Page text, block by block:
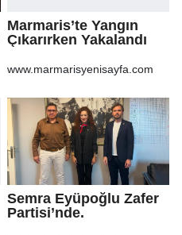
Marmaris’te Yangın
Çıkarırken Yakalandı
www.marmarisyenisayfa.com
Semra Eyüpoğlu Zafer
Partisi’nde.